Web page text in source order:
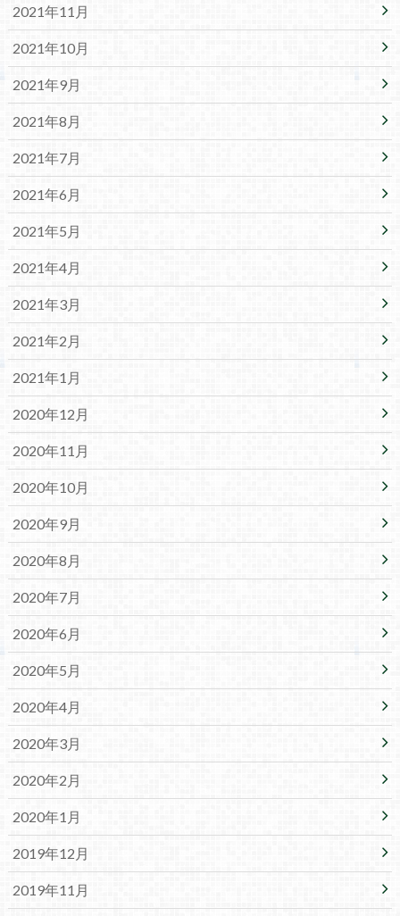
2021年11月
2021年10月
2021年9月
2021年8月
2021年7月
2021年6月
2021年5月
2021年4月
2021年3月
2021年2月
2021年1月
2020年12月
2020年11月
2020年10月
2020年9月
2020年8月
2020年7月
2020年6月
2020年5月
2020年4月
2020年3月
2020年2月
2020年1月
2019年12月
2019年11月